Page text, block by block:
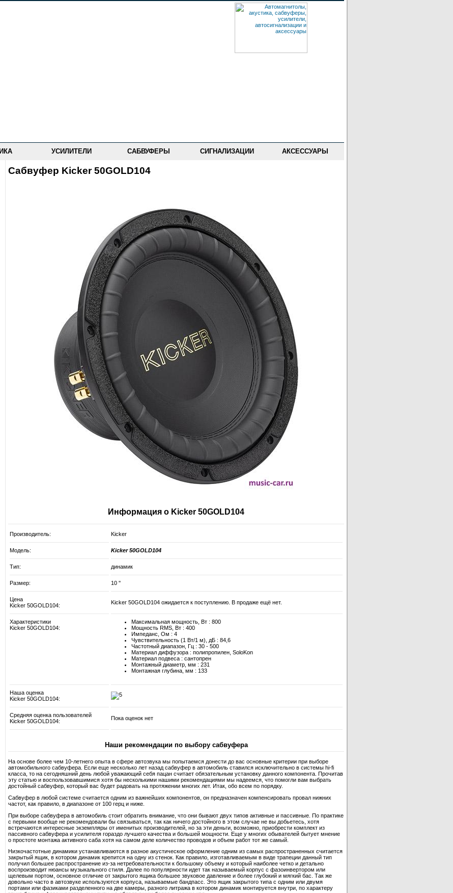
УСИЛИТЕЛИ САБВУФЕРЫ СИГНАЛИЗАЦИИ АКСЕССУАРЫ
Сабвуфер Kicker 50GOLD104
Информация о Kicker 50GOLD104
Производитель: Kicker
Модель: Kicker 50GOLD104
Тип: динамик
Размер: 10 ''
Цена
Kicker 50GOLD104:
Kicker 50GOLD104 ожидается к поступлению. В продаже ещё нет.
Характеристики
Kicker 50GOLD104:
Максимальная мощность, Вт : 800
Мощность RMS, Вт : 400
Импеданс, Ом : 4
Чувствительность (1 Вт/1 м), дБ : 84,6
Частотный диапазон, Гц : 30 - 500
Материал диффузора : полипропилен, SoloKon
Материал подвеса : сантопрен
Монтажный диаметр, мм : 231
Монтажная глубина, мм : 133
Наша оценка
Kicker 50GOLD104:
Средняя оценка пользователей
Kicker 50GOLD104:
Пока оценок нет
Наши рекомендации по выбору сабвуфера
На основе более чем 10-летнего опыта в сфере автозвука мы попытаемся донести до вас основные критерии при выборе
автомобильного сабвуфера. Если еще несколько лет назад сабвуфер в автомобиль ставился исключительно в системы hi-fi
класса, то на сегодняшний день любой уважающий себя пацан считает обязательным установку данного компонента. Прочитав
эту статью и воспользовавшимися хотя бы несколькими нашими рекомендациями мы надеемся, что помогли вам выбрать
достойный сабвуфер, который вас будет радовать на протяжении многих лет. Итак, обо всем по порядку.
Сабвуфер в любой системе считается одним из важнейших компонентов, он предназначен компенсировать провал нижних
частот, как правило, в диапазоне от 100 герц и ниже.
При выборе сабвуфера в автомобиль стоит обратить внимание, что они бывают двух типов активные и пассивные. По практике
с первыми вообще не рекомендовали бы связываться, так как ничего достойного в этом случае не вы добьетесь, хотя
встречаются интересные экземпляры от именитых производителей, но за эти деньги, возможно, приобрести комплект из
пассивного сабвуфера и усилителя гораздо лучшего качества и большей мощности. Еще у многих обывателей бытует мнение
о простоте монтажа активного саба хотя на самом деле количество проводов и объем работ тот же самый.
Низкочастотные динамики устанавливаются в разное акустическое оформление одним из самых распространенных считается
закрытый ящик, в котором динамик крепится на одну из стенок. Как правило, изготавливаемым в виде трапеции данный тип
получил большее распространение из-за нетребовательности к большому объему и который наиболее четко и детально
воспроизводит нюансы музыкального стиля. Далее по популярности идет так называемый корпус с фазоинвертором или
щелевым портом, основное отличие от закрытого ящика большее звуковое давление и более глубокий и мягкий бас. Так же
довольно часто в автозвуке используются корпуса, называемые бандпасс. Это ящик закрытого типа с одним или двумя
портами или фазиками разделенного на две камеры, разного литража в котором динамик монтируется внутри, по характеру